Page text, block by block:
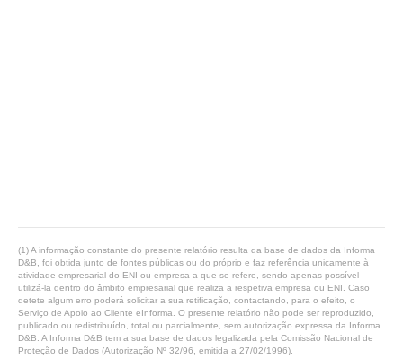
(1) A informação constante do presente relatório resulta da base de dados da Informa
D&B, foi obtida junto de fontes públicas ou do próprio e faz referência unicamente à
atividade empresarial do ENI ou empresa a que se refere, sendo apenas possível
utilizá-la dentro do âmbito empresarial que realiza a respetiva empresa ou ENI. Caso
detete algum erro poderá solicitar a sua retificação, contactando, para o efeito, o
Serviço de Apoio ao Cliente eInforma. O presente relatório não pode ser reproduzido,
publicado ou redistribuído, total ou parcialmente, sem autorização expressa da Informa
D&B. A Informa D&B tem a sua base de dados legalizada pela Comissão Nacional de
Proteção de Dados (Autorização Nº 32/96, emitida a 27/02/1996).